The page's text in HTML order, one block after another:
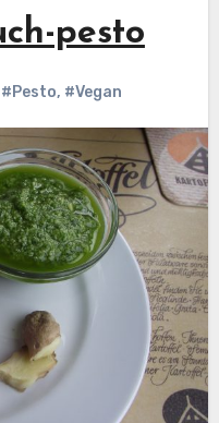
pesto
#Pesto, #Vegan